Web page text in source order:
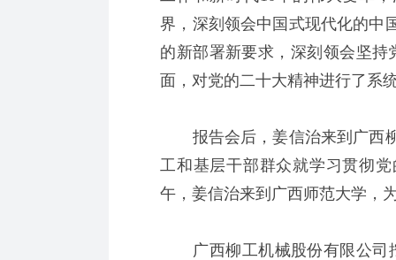
界，深刻领会中国式现代化的中
的新部署新要求，深刻领会坚
面，对党的二十大精神进行了系
报告会后，姜信治来到广西柳
工和基层干部群众就学习贯彻
午，姜信治来到广西师范大学，
广西柳工机械股份有限公司